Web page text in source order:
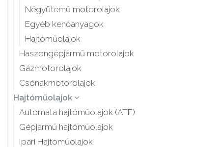
Négyütemű motorolajok
Egyéb kenőanyagok
Hajtóműolajok
Haszongépjármű motorolajok
Gázmotorolajok
Csónakmotorolajok
Hajtóműolajok
Automata hajtóműolajok (ATF)
Gépjármű hajtóműolajok
Ipari Hajtóműolajok